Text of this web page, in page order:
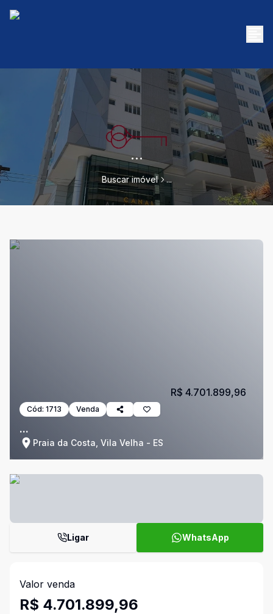
...
Buscar imóvel ...
Cód: 1713 Venda
...
Praia da Costa, Vila Velha - ES
R$ 4.701.899,96
Ligar WhatsApp
Valor venda
R$ 4.701.899,96